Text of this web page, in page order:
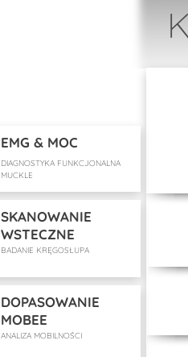
EMG & MOC
DIAGNOSTYKA FUNKCJONALNA
MUCKLE
SKANOWANIE
WSTECZNE
BADANIE KRĘGOSŁUPA
DOPASOWANIE
MOBEE
ANALIZA MOBILNOŚCI